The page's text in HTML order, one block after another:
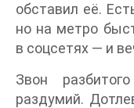
обставил её.
но на метро
в соцсетях — и
Звон
раздумий.